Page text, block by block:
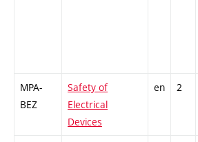
MPA-
BEZ
Safety of
Electrical
Devices
en 2